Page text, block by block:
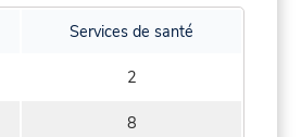
Services de santé
2
8